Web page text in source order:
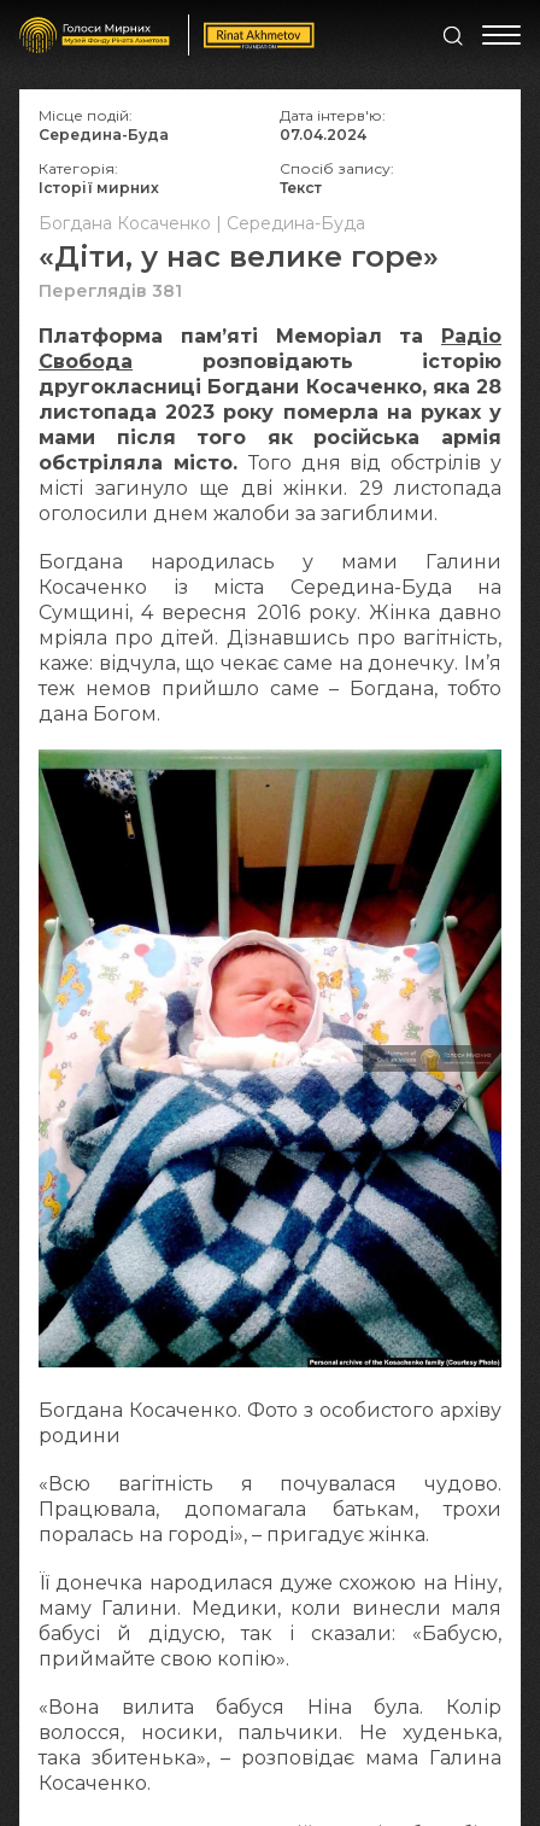
Богдана Косаченко | Середина-Буда
«Діти, у нас велике горе»
Переглядів 381
Платформа памʼяті Меморіал та Радіо
Свобода розповідають історію
другокласниці Богдани Косаченко, яка 28
листопада 2023 року померла на руках у
мами після того як російська армія
обстріляла місто. Того дня від обстрілів у
місті загинуло ще дві жінки. 29 листопада
оголосили днем жалоби за загиблими.
Богдана народилась у мами Галини
Косаченко із міста Середина-Буда на
Сумщині, 4 вересня 2016 року. Жінка давно
мріяла про дітей. Дізнавшись про вагітність,
каже: відчула, що чекає саме на донечку. Ім’я
теж немов прийшло саме – Богдана, тобто
дана Богом.
Богдана Косаченко. Фото з особистого архіву
родини
«Всю вагітність я почувалася чудово.
Працювала, допомагала батькам, трохи
поралась на городі», – пригадує жінка.
Її донечка народилася дуже схожою на Ніну,
маму Галини. Медики, коли винесли маля
бабусі й дідусю, так і сказали: «Бабусю,
приймайте свою копію».
«Вона вилита бабуся Ніна була. Колір
волосся, носики, пальчики. Не худенька,
така збитенька», – розповідає мама Галина
Косаченко.
Місце подій:
Середина-Буда
Дата інтерв'ю:
07.04.2024
Категорія:
Історії мирних
Спосіб запису:
Текст